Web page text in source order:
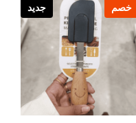
خصم جديد